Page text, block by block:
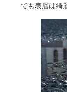
ても表層は綺